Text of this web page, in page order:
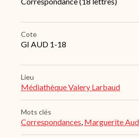
de
Cote
GI AUD 1-18
Lieu
Médiathèque Valery Larbaud
Mots clés
Correspondances Marguerite